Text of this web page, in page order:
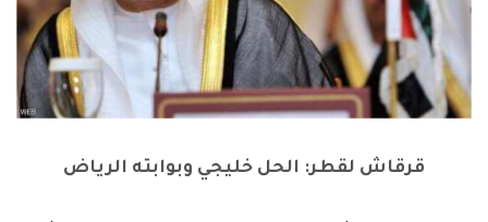
قرقاش لقطر: الحل خليجي وبوابته الرياض